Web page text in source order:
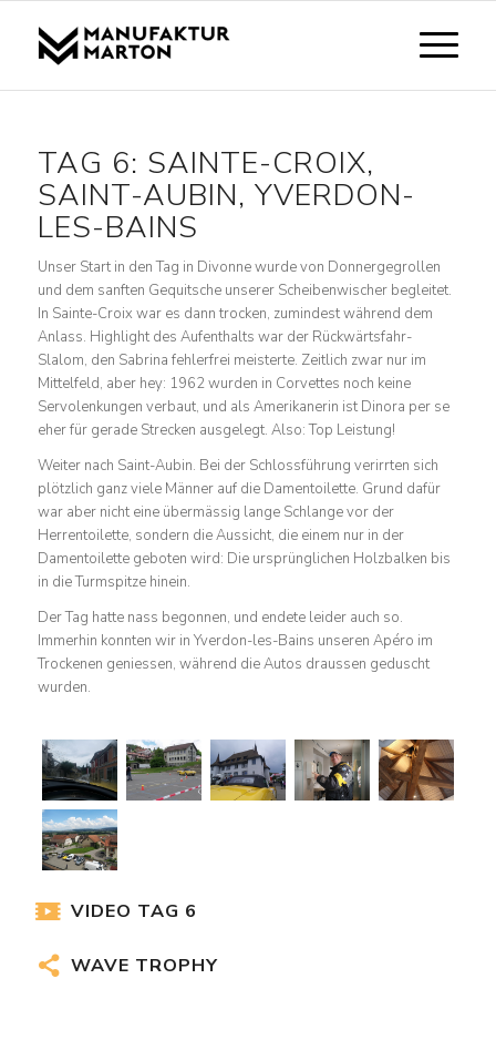
TAG 6: SAINTE-CROIX,
SAINT-AUBIN, YVERDON-
LES-BAINS
Unser Start in den Tag in Divonne wurde von Donnergegrollen
und dem sanften Gequitsche unserer Scheibenwischer begleitet.
In Sainte-Croix war es dann trocken, zumindest während dem
Anlass. Highlight des Aufenthalts war der Rückwärtsfahr-
Slalom, den Sabrina fehlerfrei meisterte. Zeitlich zwar nur im
Mittelfeld, aber hey: 1962 wurden in Corvettes noch keine
Servolenkungen verbaut, und als Amerikanerin ist Dinora per se
eher für gerade Strecken ausgelegt. Also: Top Leistung!
Weiter nach Saint-Aubin. Bei der Schlossführung verirrten sich
plötzlich ganz viele Männer auf die Damentoilette. Grund dafür
war aber nicht eine übermässig lange Schlange vor der
Herrentoilette, sondern die Aussicht, die einem nur in der
Damentoilette geboten wird: Die ursprünglichen Holzbalken bis
in die Turmspitze hinein.
Der Tag hatte nass begonnen, und endete leider auch so.
Immerhin konnten wir in Yverdon-les-Bains unseren Apéro im
Trockenen geniessen, während die Autos draussen geduscht
wurden.
VIDEO TAG 6
WAVE TROPHY